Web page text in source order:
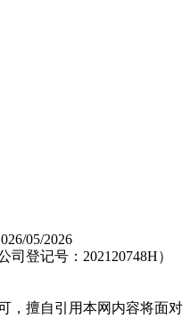
05/2026
登记号：202120748H）
，擅自引用本网内容将面对